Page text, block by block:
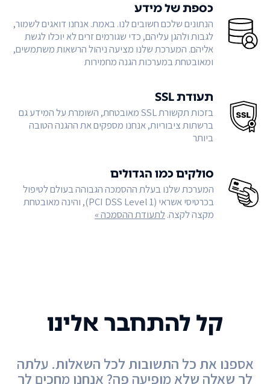
כספת של מידע
הנתונים שלכם חשובים לנו. באמת. אנחנו דואגים לשמור,
לגבות ולהגן עליהם, כדי שגורמים זרים לא יוכלו לגשת
אליהם. המערכת שלנו מציעה ניהול הרשאות משתמשים,
ומאובטחת במערכות הגנה מחמירות
תעודת SSL
בזכות תקשורת SSL מאובטחת, השומרת על המידע גם
ברשתות ציבוריות, אנחנו מספקים את ההגנה הטובה
ביותר
סולקים כמו הגדולים
המערכת שלנו בעלת ההסמכה הגבוהה בעולם לטיפול
בכרטיסי אשראי (PCI DSS Level 1), והינה מאובטחת
מקצה לקצה.לתעודת ההסמכה »
קל להתחבר אלינו
אספנו את כל התשובות לכל השאלות. עלתה
לך שאלה שלא מופיעה פה? אנחנו מחכים לך